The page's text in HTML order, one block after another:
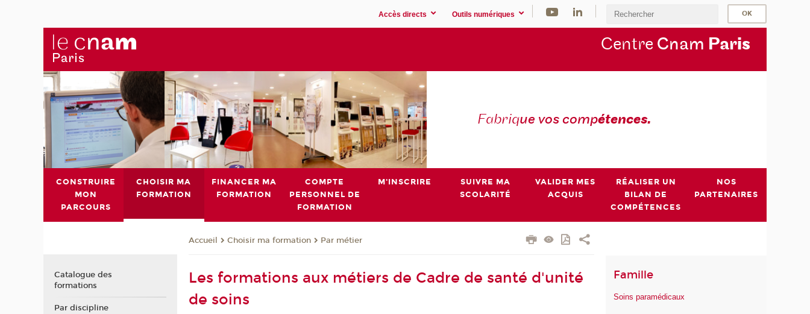
Accès directs Outils numériques
Centre Cnam Paris
Fabrique vos compétences.
CONSTRUIRE
MON
PARCOURS
CHOISIR MA
FORMATION
FINANCER MA
FORMATION
COMPTE
PERSONNEL DE
FORMATION
M'INSCRIRE
SUIVRE MA
SCOLARITÉ
VALIDER MES
ACQUIS
RÉALISER UN
BILAN DE
COMPÉTENCES
NOS
PARTENAIRES
Accueil Choisir ma formation Par métier
Les formations aux métiers de Cadre de santé d'unité
de soins
Famille
Soins paramédicaux
Catalogue des
formations
Par discipline